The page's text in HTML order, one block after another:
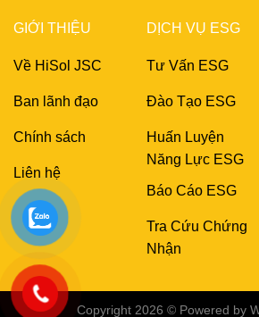
GIỚI THIỆU
Về HiSol JSC
Ban lãnh đạo
Chính sách
Liên hệ
DỊCH VỤ ESG
Tư Vấn ESG
Đào Tạo ESG
Huấn Luyện
Năng Lực ESG
Báo Cáo ESG
Tra Cứu Chứng
Nhận
Copyright 2026 © Powered by